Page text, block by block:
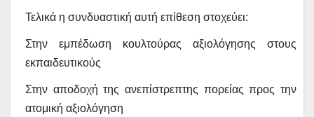
Τελικά η συνδυαστική αυτή επίθεση στοχεύει:
Στην εμπέδωση κουλτούρας αξιολόγησης στους
εκπαιδευτικούς
Στην αποδοχή της ανεπίστρεπτης πορείας προς την
ατομική αξιολόγηση